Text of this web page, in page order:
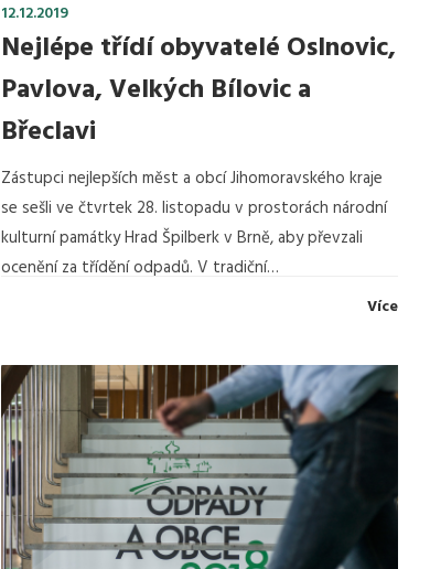
12.12.2019
Nejlépe třídí obyvatelé Oslnovic,
Pavlova, Velkých Bílovic a
Břeclavi
Zástupci nejlepších měst a obcí Jihomoravského kraje
se sešli ve čtvrtek 28. listopadu v prostorách národní
kulturní památky Hrad Špilberk v Brně, aby převzali
ocenění za třídění odpadů. V tradiční…
Více